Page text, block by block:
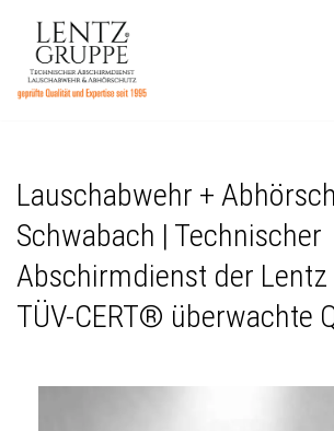
Zum
Inhalt
Lauschabwehr +
Schwabach | Technischer
Abschirmdienst der
TÜV-CERT® überwachte